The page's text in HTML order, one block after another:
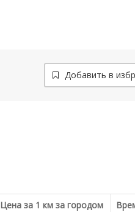
Добавить в
Цена за 1 км за городом